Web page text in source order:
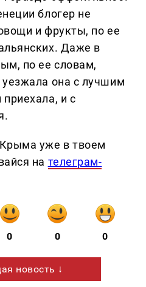
блогер не
и фрукты, по ее
Даже в
по ее словам,
она с лучшим
и с
уже в твоем
на телеграм-
0 0 0
новость ↓